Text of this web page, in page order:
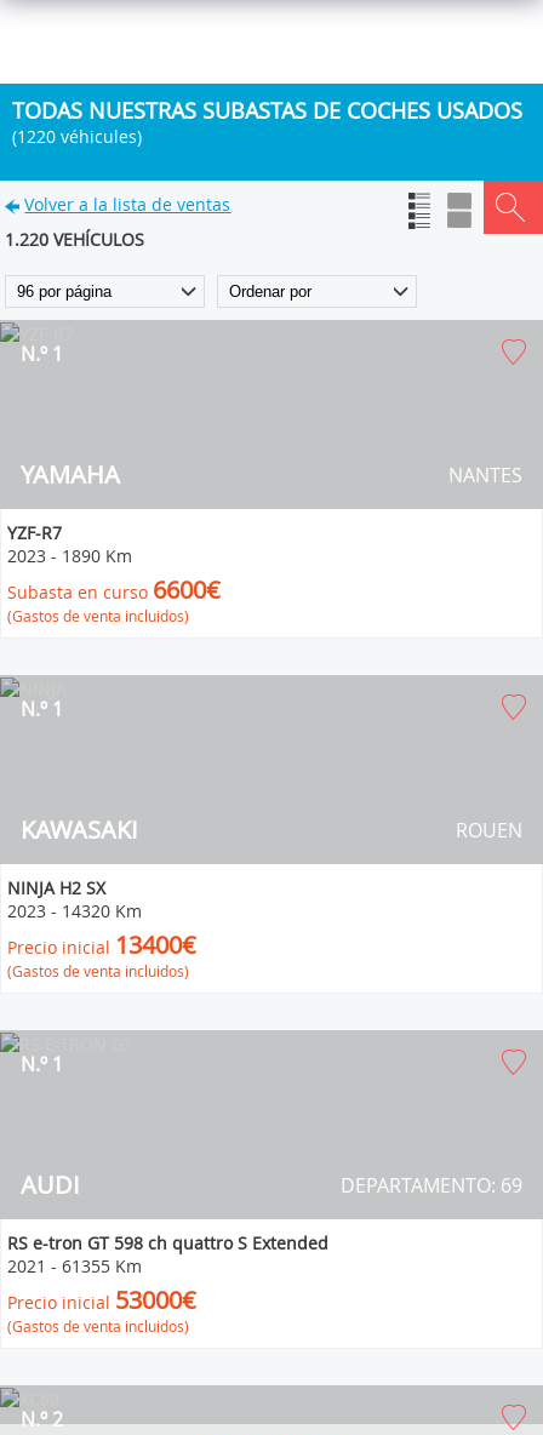
TODAS NUESTRAS SUBASTAS DE COCHES USADOS
(1220 véhicules)
Volver a la lista de ventas
1.220 VEHÍCULOS
YAMAHA
N.º 1
NANTES
YZF-R7
2023 - 1890 Km
Subasta en curso 6600€
(Gastos de venta incluidos)
KAWASAKI
N.º 1
ROUEN
NINJA H2 SX
2023 - 14320 Km
Precio inicial 13400€
(Gastos de venta incluidos)
AUDI
N.º 1
DEPARTAMENTO: 69
RS e-tron GT 598 ch quattro S Extended
2021 - 61355 Km
Precio inicial 53000€
(Gastos de venta incluidos)
N.º 2